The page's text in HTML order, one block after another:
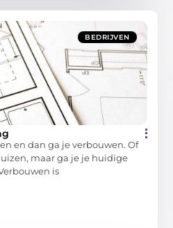
BEDRIJVEN
en dan ga je verbouwen. Of
maar ga je je huidige
is